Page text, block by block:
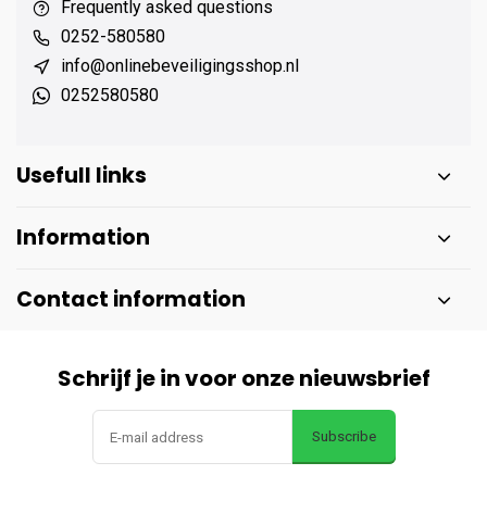
Frequently asked questions
0252-580580
info@onlinebeveiligingsshop.nl
0252580580
Usefull links
Information
Contact information
Schrijf je in voor onze nieuwsbrief
Subscribe